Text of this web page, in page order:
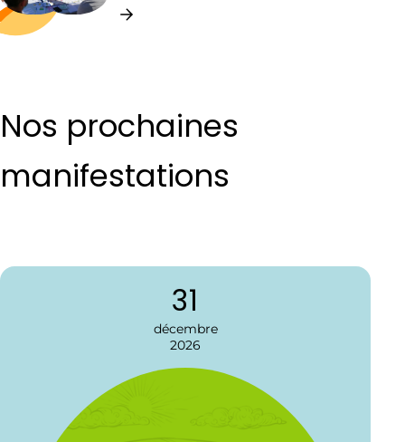
Nos prochaines
manifestations
31
décembre
2026